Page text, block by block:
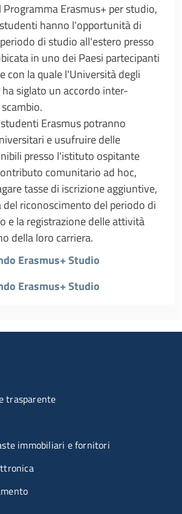
Erasmus+ per studio,
hanno l'opportunità di
di studio all'estero presso
in uno dei Paesi partecipanti
con la quale l'Università degli
siglato un accordo inter-
Erasmus potranno
e usufruire delle
presso l'istituto ospitante
comunitario ad hoc,
tasse di iscrizione aggiuntive,
del riconoscimento del periodo di
e la registrazione delle attività
della loro carriera.
Erasmus+ Studio
Erasmus+ Studio
trasparente
immobiliari e fornitori